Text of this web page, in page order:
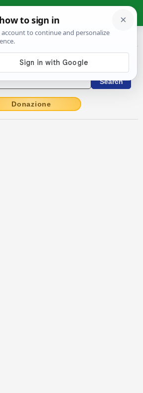
thrall
to Latin Dictionary
Donazione